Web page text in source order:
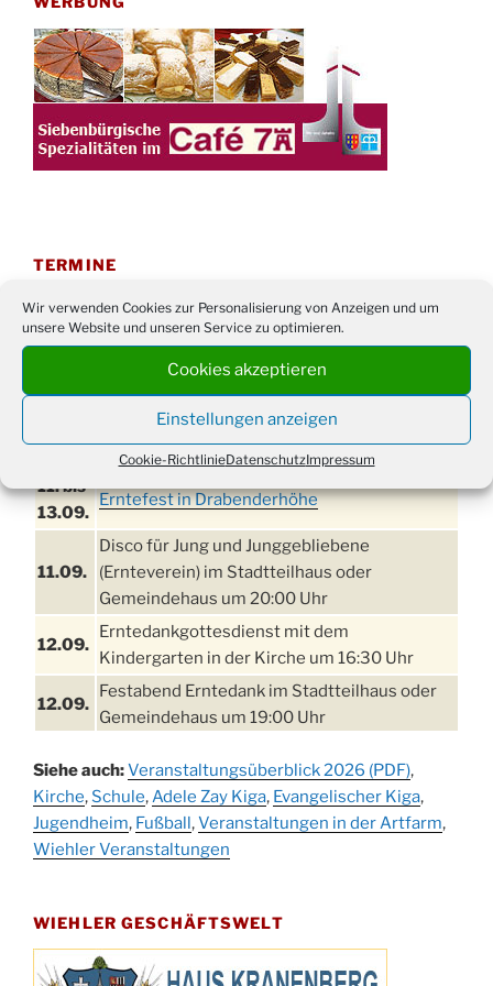
Wir verwenden Cookies zur Personalisierung von Anzeigen und um
unsere Website und unseren Service zu optimieren.
Cookies akzeptieren
Einstellungen anzeigen
Cookie-RichtlinieDatenschutzImpressum
TERMINE
21. bis
28.8.
Sommerfreizeit der Ev. Jugend in Berlin für
Kinder ab 13 Jahren
Damen Doppel - Turnier des TC77 am
Tennisplatz
03.09.
Einschulungsgottesdienst in der Kirche um
09:00 Uhr
11. bis
13.09.
Erntefest in Drabenderhöhe
11.09.
Disco für Jung und Junggebliebene
(Ernteverein) im Stadtteilhaus oder
Gemeindehaus um 20:00 Uhr
12.09.
Erntedankgottesdienst mit dem
Kindergarten in der Kirche um 16:30 Uhr
12.09.
Festabend Erntedank im Stadtteilhaus oder
Gemeindehaus um 19:00 Uhr
13.09.
Stadtteilhaus um 14:00 Uhr
19.09.
Schlagerabend im Stadtteilhaus
Drabenderhöhe
Kinderbibeltag im Ev. Gemeindehaus von 10-
12 Uhr
Siehe auch:Veranstaltungsüberblick 2026 (PDF),
Kirche, Schule,Adele Zay Kiga, Evangelischer Kiga,
Jugendheim, Fußball,Veranstaltungen in der Artfarm,
Wiehler Veranstaltungen
WIEHLER GESCHÄFTSWELT